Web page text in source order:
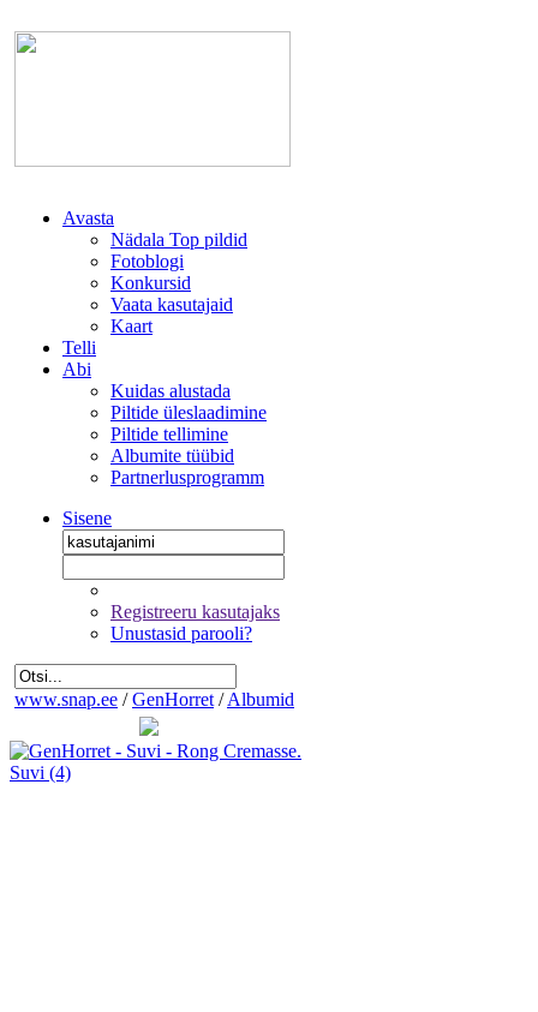
Avasta
Nädala Top pildid
Fotoblogi
Konkursid
Vaata kasutajaid
Kaart
Telli
Abi
Kuidas alustada
Piltide üleslaadimine
Piltide tellimine
Albumite tüübid
Partnerlusprogramm
Sisene
Registreeru kasutajaks
Unustasid parooli?
www.snap.ee / GenHorret / Albumid
Suvi (4)